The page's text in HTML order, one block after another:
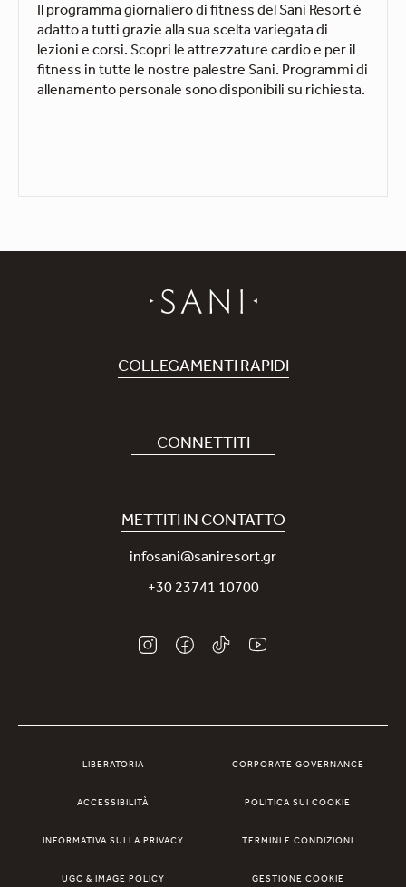
Il programma giornaliero di fitness del Sani Resort è
adatto a tutti grazie alla sua scelta variegata di
lezioni e corsi. Scopri le attrezzature cardio e per il
fitness in tutte le nostre palestre Sani. Programmi di
allenamento personale sono disponibili su richiesta.
COLLEGAMENTI RAPIDI
Carriere
News
Premi
Matrimoni
CONNETTITI
Sani Rewards
METTITI IN CONTATTO
infosani@saniresort.gr
+30 23741 10700
LIBERATORIA
ACCESSIBILITÀ
INFORMATIVA SULLA PRIVACY
UGC & IMAGE POLICY
CORPORATE GOVERNANCE
POLITICA SUI COOKIE
TERMINI E CONDIZIONI
GESTIONE COOKIE